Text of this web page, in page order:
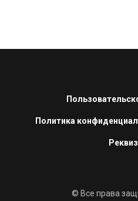
Политика
© Все права